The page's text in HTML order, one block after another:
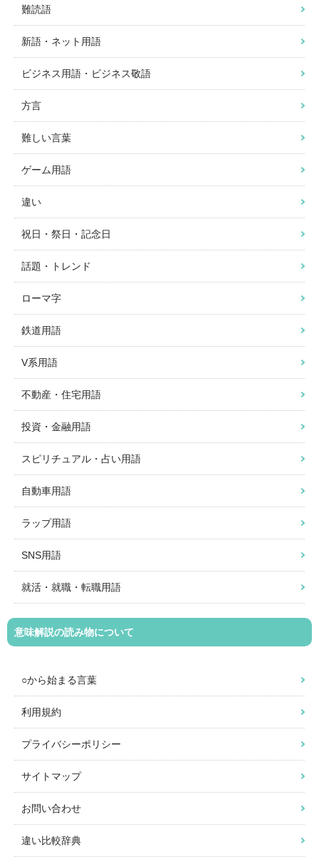
難読語
新語・ネット用語
ビジネス用語・ビジネス敬語
方言
難しい言葉
ゲーム用語
違い
祝日・祭日・記念日
話題・トレンド
ローマ字
鉄道用語
V系用語
不動産・住宅用語
投資・金融用語
スピリチュアル・占い用語
自動車用語
ラップ用語
SNS用語
就活・就職・転職用語
意味解説の読み物について
○から始まる言葉
利用規約
プライバシーポリシー
サイトマップ
お問い合わせ
違い比較辞典